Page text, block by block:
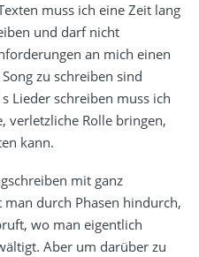
muss ich eine Zeit lang
und darf nicht
an mich einen
zu schreiben sind
Lieder schreiben muss ich
verletzliche Rolle bringen,
kann.
mit ganz
durch Phasen hindurch,
wo man eigentlich
Aber um darüber zu